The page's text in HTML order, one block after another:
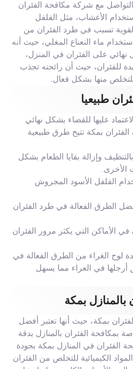
مع شركة مكافحة الفئران
الأعشاب، مثل الفلفل
تسبب في طرد الفئران من
ماء النعناع المغلي، حيث أنه
على الفئران في المنزل،
للفئران، حيث أن رائحته تجذب
للتخلص منها بشكل فعال.
طبيعيا
عليها للقضاء بشكل نهائي
بمكة تتيح طرق طبيعية
وإزالة بقايا الطعام بشكل
الأخرى.
الفلفل الأسود المجروش
الطرق الفعالة في طرد الفئران
الأماكن التي يكثر مرور الفئران
لوح الغراء من الطرق الفعالة في
أرجلها في العراء مما يسهل
بالمنازل بمكة
بمكة، حيث أنها تعتبر أفضل
بمكافحة الفئران بالمنازل بدقة
الفئران في المنازل بمكة بجودة
الكيميائية للتخلص من الفئران